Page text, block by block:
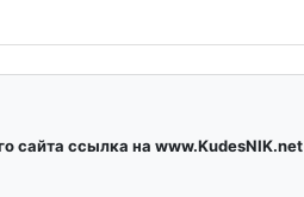
сайта ссылка на www.KudesNIK.net